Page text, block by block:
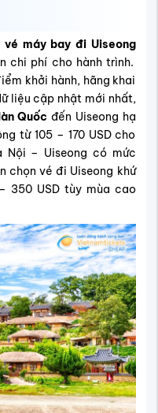
vé máy bay đi Uiseong
chi phí cho hành trình.
khởi hành, hãng khai
liệu cập nhật mới nhất,
Quốc đến Uiseong hạ
từ 105 – 170 USD cho
Nội – Uiseong có mức
chọn vé đi Uiseong khứ
350 USD tùy mùa cao